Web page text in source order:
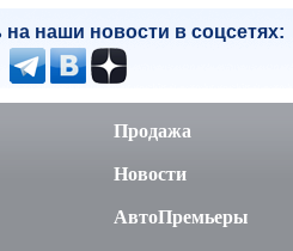
наши новости в соцсетях:
Продажа
Новости
АвтоПремьеры